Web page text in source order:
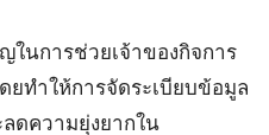
นการช่วยเจ้าของกิจการ
ยทำให้การจัดระเบียบข้อมูล
ลดความยุ่งยากใน